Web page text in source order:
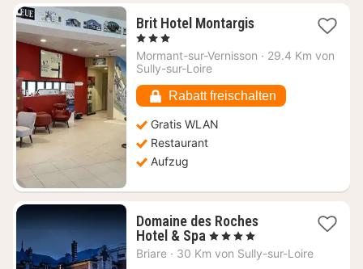
Brit Hotel Montargis1
ab
, 3 Sterne
Mormant-sur-Vernisson · 29.4 Km von
Sully-sur-Loire
Rabatt freischalten
Gratis WLAN
Restaurant
Aufzug
Domaine des Roches
Hotel & Spa 1
Nacht
, 4 Sterne
Briare · 30 Km von Sully-sur-Loire